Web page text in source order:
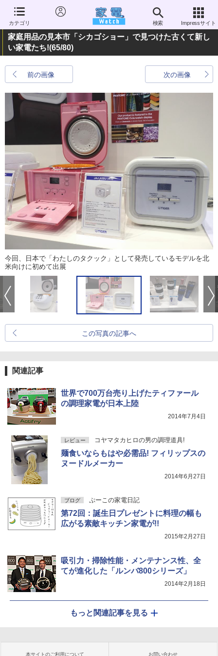
カテゴリ 検索 Impressサイト
家庭用品の見本市「シカゴショー」で見つけた古くて新し
い家電たち!(65/80)
前の画像 次の画像
今回、日本で「わたしのタクック」として発売しているモデルを北
米向けに初めて出展
この写真の記事へ
関連記事
世界で700万台売り上げたティファール
の調理家電が日本上陸
2014年7月4日
レビュー コヤマタカヒロの男の調理道具!
麺食いならもはや必需品! フィリップスの
ヌードルメーカー
2014年6月27日
ブログ ぷーこの家電日記
第72回：誕生日プレゼントに料理の幅も
広がる素敵キッチン家電が!!
2015年2月27日
吸引力・掃除性能・メンテナンス性、全
てが進化した「ルンバ800シリーズ」
2014年2月18日
もっと関連記事を見る
本サイトのご利用について お問い合わせ